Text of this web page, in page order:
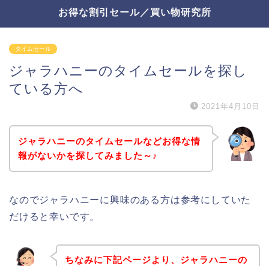
お得な割引セール／買い物研究所
タイムセール
ジャラハニーのタイムセールを探し
ている方へ
2021年4月10日
ジャラハニーのタイムセールなどお得な情
報がないかを探してみました～♪
なのでジャラハニーに興味のある方は参考にしていた
だけると幸いです。
ちなみに下記ページより、ジャラハニーの